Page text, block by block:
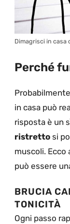
Dimagrisci in casa
Perché
in casa può
risposta è un
ristretto si
muscoli.
può essere
BRUCIA
TONICITÀ
Ogni passo